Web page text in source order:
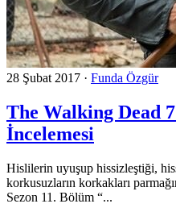
28 Şubat 2017 · Funda Özgür
The Walking Dead
İncelemesi
Hislilerin uyuşup hissizleştiği,
korkusuzların korkakları
Sezon 11. Bölüm “...